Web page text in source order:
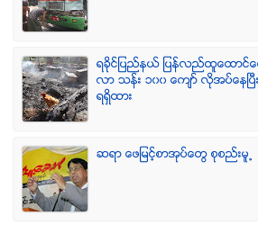
ရခုိင္ျပည္နယ္ ျပန္လည္ထူေထာင္ေရ
လာ သန္း ၁၀၀ ေက်ာ္ လုိအပ္ေနၿပီ
ရရွိထား
ဆရာ ေဖျမင့္စာအုပ္ေတြ စုစည္းမူ႕